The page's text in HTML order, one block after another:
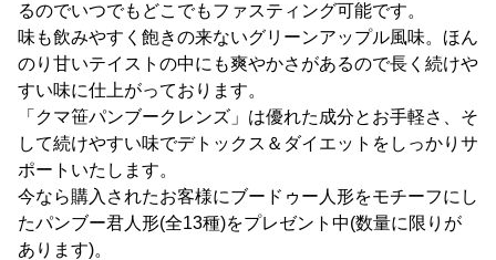
るのでいつでもどこでもファスティング可能です。
味も飲みやすく飽きの来ないグリーンアップル風味。ほん
のり甘いテイストの中にも爽やかさがあるので長く続けや
すい味に仕上がっております。
「クマ笹パンブークレンズ」は優れた成分とお手軽さ、そ
して続けやすい味でデトックス＆ダイエットをしっかりサ
ポートいたします。
今なら購入されたお客様にブードゥー人形をモチーフにし
たパンブー君人形(全13種)をプレゼント中(数量に限りが
あります)。